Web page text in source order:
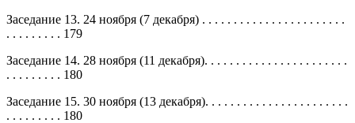
Заседание 13. 24 ноября (7 декабря) . . . . . . . . . . . . . . . . . . . . . . .
. . . . . . . . . 179
Заседание 14. 28 ноября (11 декабря). . . . . . . . . . . . . . . . . . . . . . .
. . . . . . . . . 180
Заседание 15. 30 ноября (13 декабря). . . . . . . . . . . . . . . . . . . . . . .
. . . . . . . . . 180